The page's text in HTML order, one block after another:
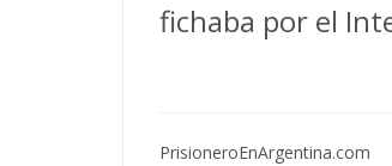
fichaba por el
PrisioneroEnArgentina.com